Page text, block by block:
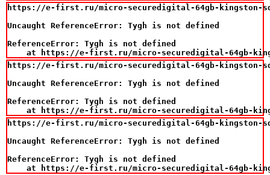
https://e-first.ru/micro-securedigital-64gb-kingston-
Uncaught ReferenceError: Tygh is not defined
ReferenceError: Tygh is not defined
at https://e-first.ru/micro-securedigital-64gb-
https://e-first.ru/micro-securedigital-64gb-kingston-
Uncaught ReferenceError: Tygh is not defined
ReferenceError: Tygh is not defined
at https://e-first.ru/micro-securedigital-64gb-
https://e-first.ru/micro-securedigital-64gb-kingston-
Uncaught ReferenceError: Tygh is not defined
ReferenceError: Tygh is not defined
at https://e-first.ru/micro-securedigital-64gb-